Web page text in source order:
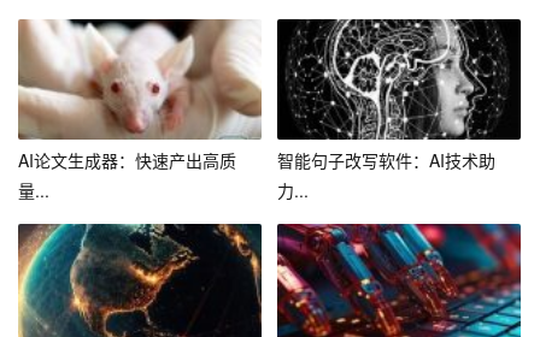
四、行动计划
1. 每月制定详细的学习计划，确保完成业务知识学习。
2. 每周至少参加一次团队活动，增强团队凝聚力。
3. 每季度进行一次自我总结，分析自己的优点和不足，制
4. 每年参加至少一次业务培训，提升自身综合素质。
五、总结
AI论文生成器：快速产出高质
量...
智能句子改写软件：AI技术助
力...